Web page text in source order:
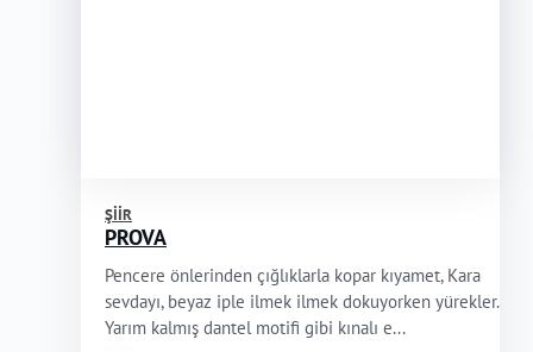
ŞIIR
PROVA
Pencere önlerinden çığlıklarla kopar kıyamet, Kara
sevdayı, beyaz iple ilmek ilmek dokuyorken yürekler.
Yarım kalmış dantel motifi gibi kınalı e...